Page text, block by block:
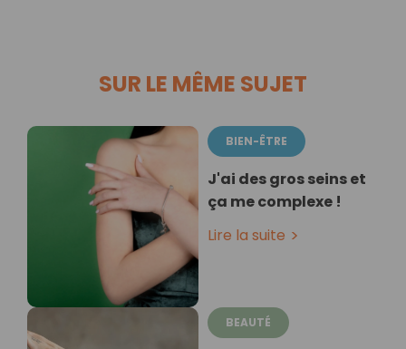
SUR LE MÊME SUJET
BIEN-ÊTRE
J'ai des gros seins et
ça me complexe !
Lire la suite
BEAUTÉ